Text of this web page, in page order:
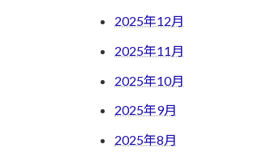
2025年12月
2025年11月
2025年10月
2025年9月
2025年8月